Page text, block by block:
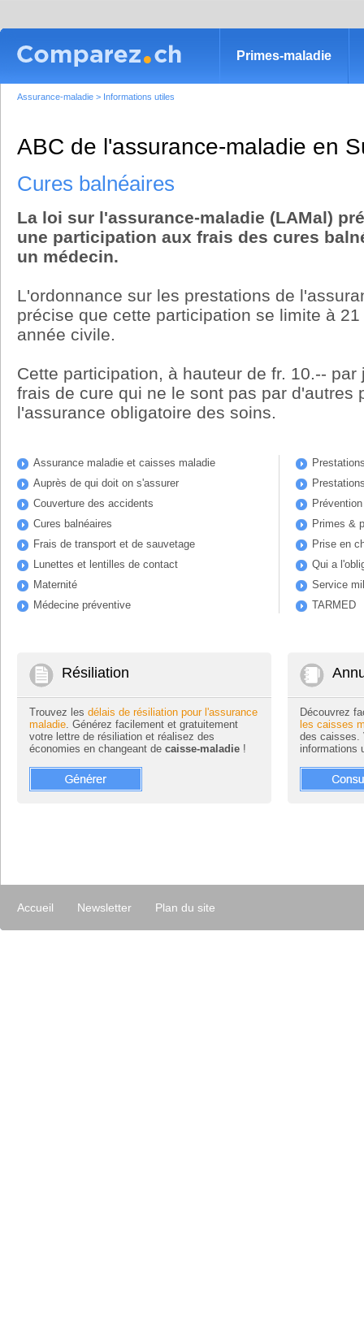
Primes-maladie
Assurance-maladie > Informations utiles
ABC de l'assurance-maladie en
Cures balnéaires
La loi sur l'assurance-maladie (LAMal)
une participation aux frais des cures
un médecin.
L'ordonnance sur les prestations de
précise que cette participation se limite à
année civile.
Cette participation, à hauteur de fr. 10.--
frais de cure qui ne le sont pas par d'autres
l'assurance obligatoire des soins.
Assurance maladie et caisses maladie
Auprès de qui doit on s'assurer
Couverture des accidents
Cures balnéaires
Frais de transport et de sauvetage
Lunettes et lentilles de contact
Maternité
Médecine préventive
Primes &
Prise en
Qui a
Service
TARMED
Résiliation
Trouvez les délais de résiliation pour l'assurance
maladie. Générez facilement et gratuitement
votre lettre de résiliation et réalisez des
économies en changeant de caisse-maladie !
Découvrez
les caisses
des caisses.
informations
Accueil Newsletter Plan du site